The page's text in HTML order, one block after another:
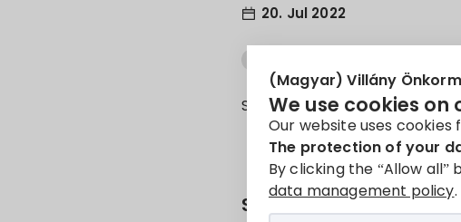
(Magyar) Villány
We use cookies on
Our website uses
The protection of your
By clicking the “Allow
data management policy.
20. Jul 2022
Sorry, this entry is only
Share